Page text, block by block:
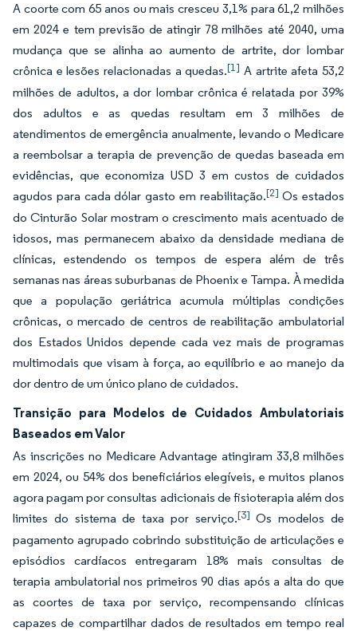
A coorte com 65 anos ou mais cresceu 3,1% para 61,2 milhões
em 2024 e tem previsão de atingir 78 milhões até 2040, uma
mudança que se alinha ao aumento de artrite, dor lombar
crônica e lesões relacionadas a quedas.[1] A artrite afeta 53,2
milhões de adultos, a dor lombar crônica é relatada por 39%
dos adultos e as quedas resultam em 3 milhões de
atendimentos de emergência anualmente, levando o Medicare
a reembolsar a terapia de prevenção de quedas baseada em
evidências, que economiza USD 3 em custos de cuidados
agudos para cada dólar gasto em reabilitação.[2] Os estados
do Cinturão Solar mostram o crescimento mais acentuado de
idosos, mas permanecem abaixo da densidade mediana de
clínicas, estendendo os tempos de espera além de três
semanas nas áreas suburbanas de Phoenix e Tampa. À medida
que a população geriátrica acumula múltiplas condições
crônicas, o mercado de centros de reabilitação ambulatorial
dos Estados Unidos depende cada vez mais de programas
multimodais que visam à força, ao equilíbrio e ao manejo da
dor dentro de um único plano de cuidados.
Transição para Modelos de Cuidados Ambulatoriais
Baseados em Valor
As inscrições no Medicare Advantage atingiram 33,8 milhões
em 2024, ou 54% dos beneficiários elegíveis, e muitos planos
agora pagam por consultas adicionais de fisioterapia além dos
limites do sistema de taxa por serviço.[3] Os modelos de
pagamento agrupado cobrindo substituição de articulações e
episódios cardíacos entregaram 18% mais consultas de
terapia ambulatorial nos primeiros 90 dias após a alta do que
as coortes de taxa por serviço, recompensando clínicas
capazes de compartilhar dados de resultados em tempo real